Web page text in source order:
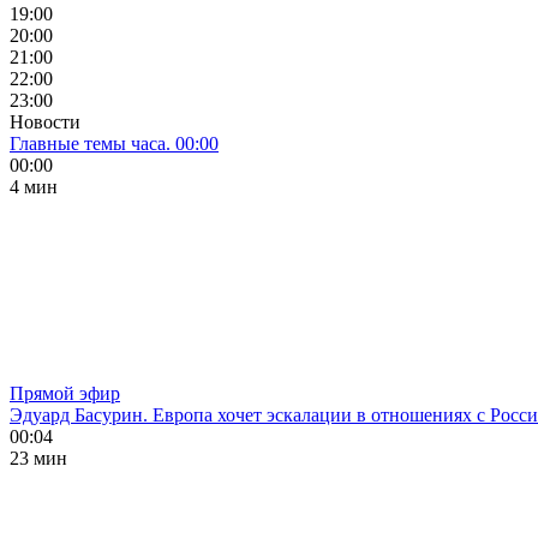
19:00
20:00
21:00
22:00
23:00
Новости
Главные темы часа. 00:00
00:00
4 мин
Прямой эфир
Эдуард Басурин. Европа хочет эскалации в отношениях с
00:04
23 мин